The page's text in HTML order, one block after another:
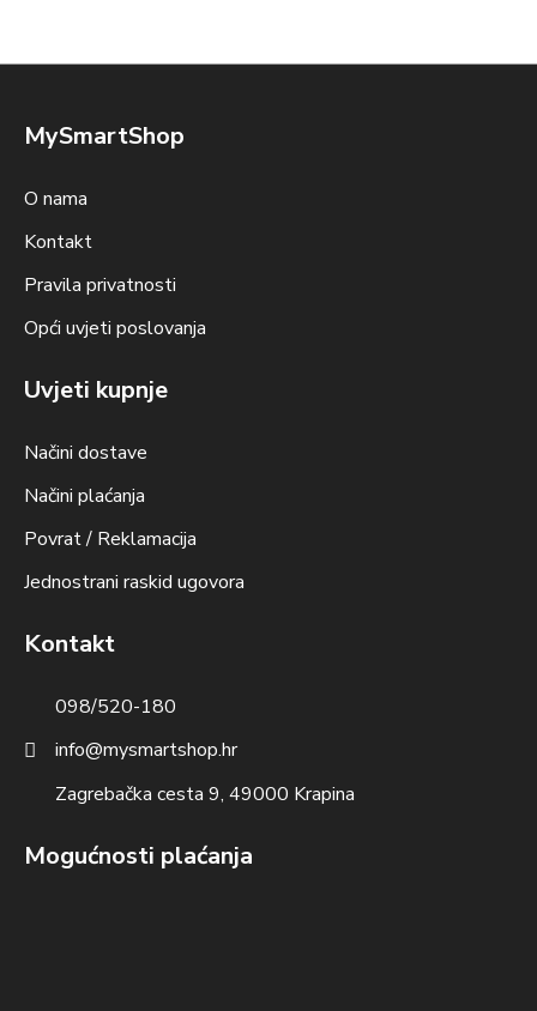
MySmartShop
O nama
Kontakt
Pravila privatnosti
Opći uvjeti poslovanja
Uvjeti kupnje
Načini dostave
Načini plaćanja
Povrat / Reklamacija
Jednostrani raskid ugovora
Kontakt
098/520-180
info@mysmartshop.hr
Zagrebačka cesta 9, 49000 Krapina
Mogućnosti plaćanja